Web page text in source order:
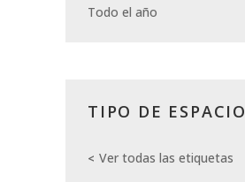
Todo el año
TIPO DE ESPACIO
Ver todas las etiquetas